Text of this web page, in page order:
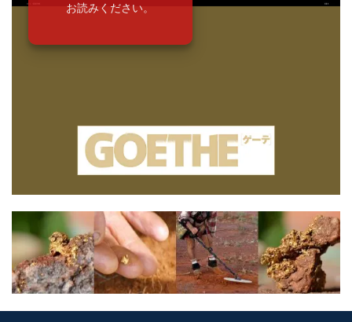
お読みください。